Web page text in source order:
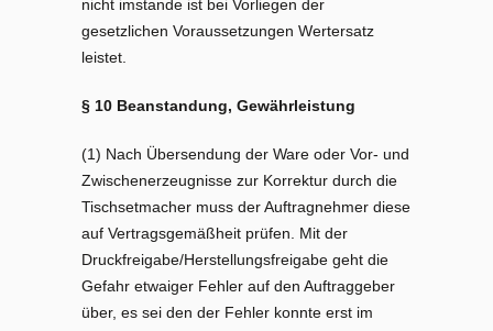
nicht imstande ist bei Vorliegen der
gesetzlichen Voraussetzungen Wertersatz
leistet.
§ 10 Beanstandung, Gewährleistung
(1) Nach Übersendung der Ware oder Vor- und
Zwischenerzeugnisse zur Korrektur durch die
Tischsetmacher muss der Auftragnehmer diese
auf Vertragsgemäßheit prüfen. Mit der
Druckfreigabe/Herstellungsfreigabe geht die
Gefahr etwaiger Fehler auf den Auftraggeber
über, es sei den der Fehler konnte erst im